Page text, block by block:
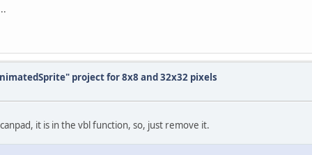
project for 8x8 and 32x32 pixels
it is in the vbl function, so, just remove it.